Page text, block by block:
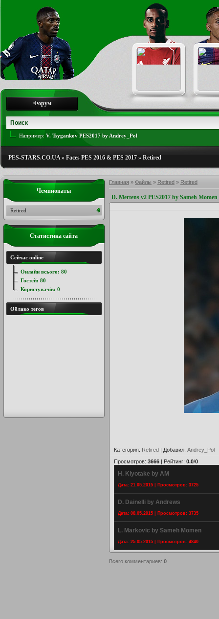
Форум
Например: V. Tsygankov PES2017 by Andrey_Pol
PES-STARS.CO.UA» Faces PES 2016 & PES 2017 » Retired
Главная » Файлы » Retired » Retired
D. Mertens v2 PES2017 by Sameh Momen
Категория: Retired | Добавил: Andrey_Pol
Просмотров: 3666 | Рейтинг: 0.0/0
H. Kiyotake by AM
Дата: 21.05.2015 | Просмотров: 3725
D. Dainelli by Andrews
Дата: 08.05.2015 | Просмотров: 3735
L. Markovic by Sameh Momen
Дата: 25.05.2015 | Просмотров: 4840
Всего комментариев: 0
Чемпионаты
Retired
Статистика сайта
Сейчас online
Онлайн всього: 80
Гостей: 80
Користувачів: 0
Облако тегов